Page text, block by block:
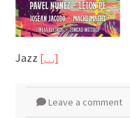
Jazz […]
Leave a comment